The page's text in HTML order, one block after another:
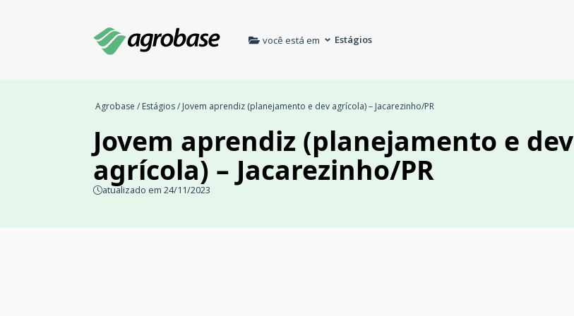
você está em Estágios
Agrobase / Estágios/ Jovem aprendiz (planejamento e dev agrícola) – Jacarezinho/PR
Jovem aprendiz (planejamento e dev
agrícola) – Jacarezinho/PR
atualizado em 24/11/2023